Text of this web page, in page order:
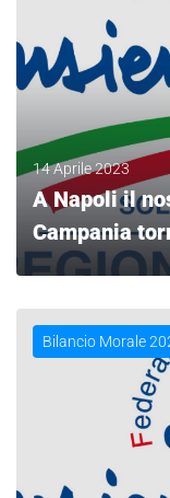
14 Aprile 2023
A Napoli il
Campania
LEGGI
Bilancio Morale